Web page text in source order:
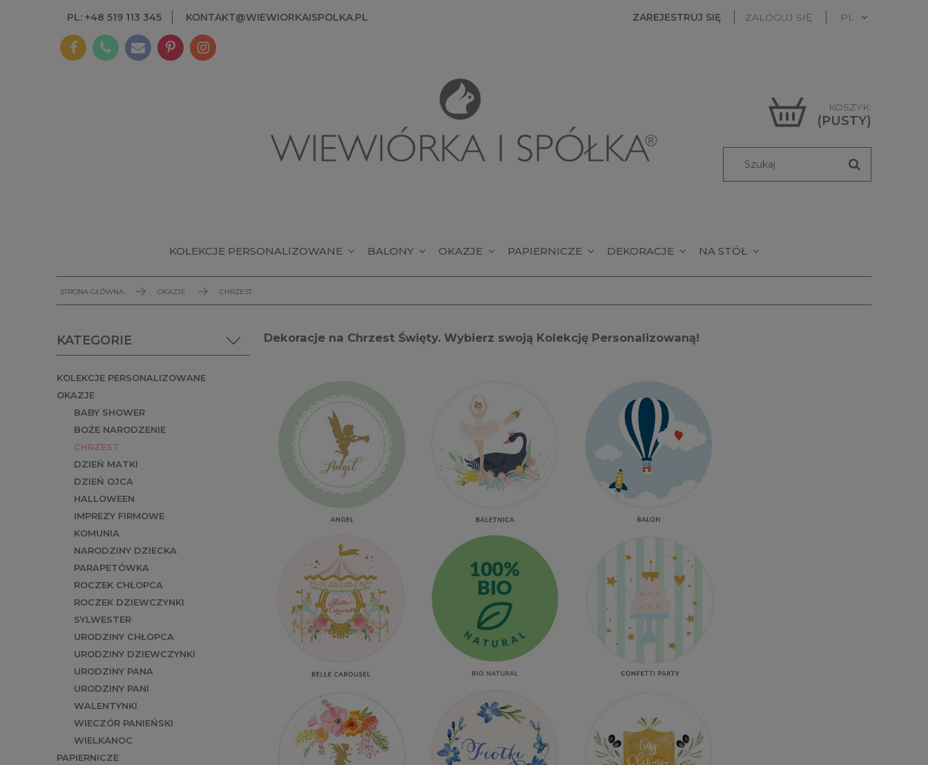
PL: +48 519 113 345 KONTAKT@WIEWIORKAISPOLKA.PL ZAREJESTRUJ SIĘ ZALOGUJ SIĘ
KOSZYK:
(PUSTY)
KOLEKCJE PERSONALIZOWANE BALONY OKAZJE PAPIERNICZE DEKORACJE NA STÓŁ
STRONA GŁÓWNA OKAZJE CHRZEST
KATEGORIE
KOLEKCJE PERSONALIZOWANE
OKAZJE
BABY SHOWER
BOŻE NARODZENIE
CHRZEST
DZIEŃ MATKI
DZIEŃ OJCA
HALLOWEEN
IMPREZY FIRMOWE
KOMUNIA
NARODZINY DZIECKA
PARAPETÓWKA
ROCZEK CHŁOPCA
ROCZEK DZIEWCZYNKI
SYLWESTER
URODZINY CHŁOPCA
URODZINY DZIEWCZYNKI
URODZINY PANA
URODZINY PANI
WALENTYNKI
WIECZÓR PANIEŃSKI
WIELKANOC
PAPIERNICZE
Dekoracje na Chrzest Święty. Wybierz swoją Kolekcję Personalizowaną!